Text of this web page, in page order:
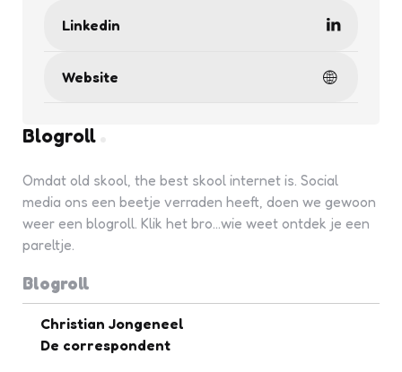
Linkedin
Website
Blogroll
Omdat old skool, the best skool internet is. Social
media ons een beetje verraden heeft, doen we gewoon
weer een blogroll. Klik het bro...wie weet ontdek je een
pareltje.
Blogroll
Christian Jongeneel
De correspondent